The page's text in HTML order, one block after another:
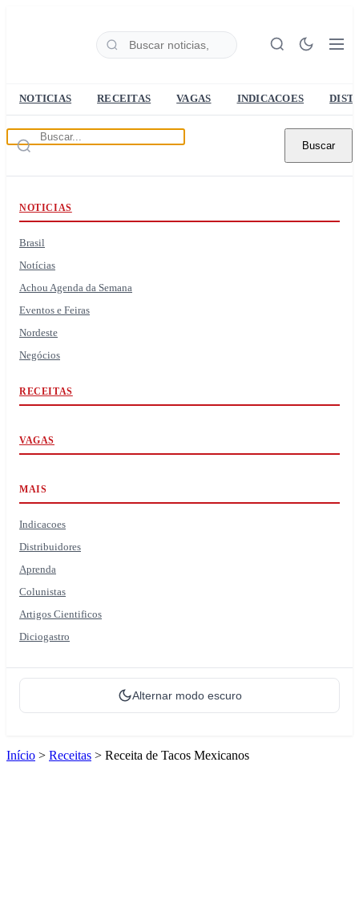
NOTICIAS RECEITAS VAGAS INDICACOES
Buscar
NOTICIAS
Brasil
Notícias
Achou Agenda da Semana
Eventos e Feiras
Nordeste
Negócios
RECEITAS
VAGAS
MAIS
Indicacoes
Distribuidores
Aprenda
Colunistas
Artigos Cientificos
Diciogastro
Alternar modo escuro
Início > Receitas > Receita de Tacos Mexicanos